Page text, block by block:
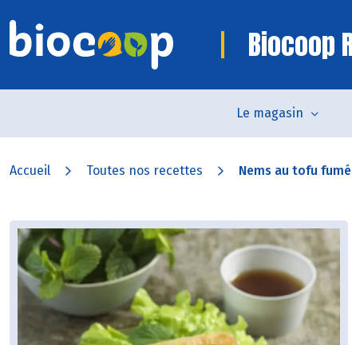
Biocoop
Le magasin
Accueil Toutes nos recettes Nems au tofu